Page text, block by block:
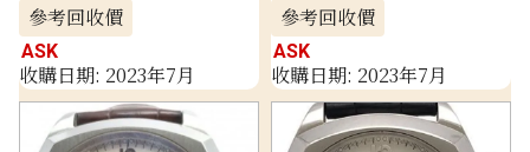
參考回收價
ASK
收購日期: 2023年7月
參考回收價
ASK
收購日期: 2023年7月